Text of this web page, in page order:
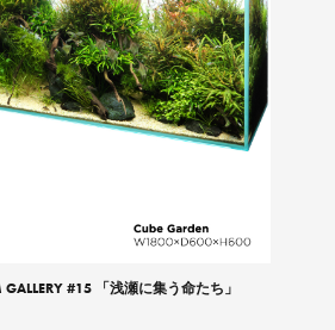
#15 「浅瀬に集う命たち」